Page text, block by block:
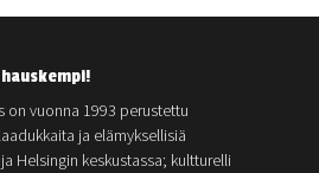
on vuonna 1993 perustettu
ja elämyksellisiä
Helsingin keskustassa; kultturelli